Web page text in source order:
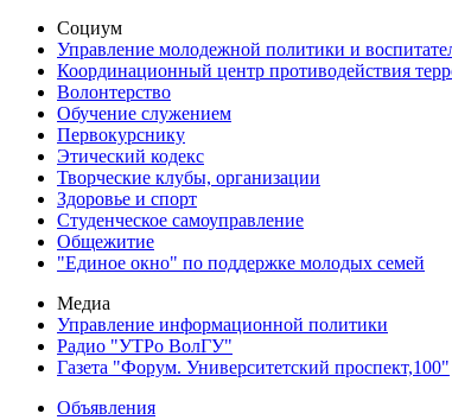
Социум
Управление молодежной политики и
Координационный центр противодействия
Волонтерство
Обучение служением
Первокурснику
Этический кодекс
Творческие клубы, организации
Здоровье и спорт
Студенческое самоуправление
Общежитие
"Единое окно" по поддержке молодых семей
Медиа
Управление информационной политики
Радио "УТРо ВолГУ"
Газета "Форум. Университетский проспект,100"
Объявления